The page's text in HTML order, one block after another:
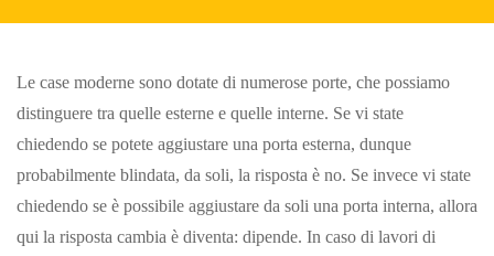
Le case moderne sono dotate di numerose porte, che possiamo
distinguere tra quelle esterne e quelle interne. Se vi state
chiedendo se potete aggiustare una porta esterna, dunque
probabilmente blindata, da soli, la risposta è no. Se invece vi state
chiedendo se è possibile aggiustare da soli una porta interna, allora
qui la risposta cambia è diventa: dipende. In caso di lavori di